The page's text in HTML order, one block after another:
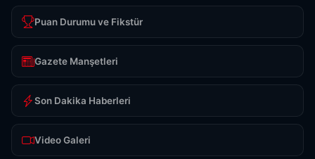
Puan Durumu ve Fikstür
Gazete Manşetleri
Son Dakika Haberleri
Video Galeri